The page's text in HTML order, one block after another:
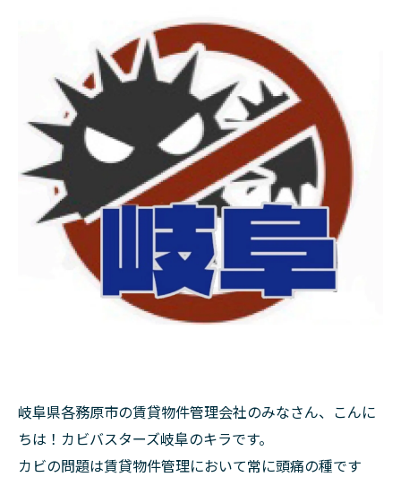
岐阜県各務原市の賃貸物件管理会社のみなさん、こんに
ちは！カビバスターズ岐阜のキラです。
カビの問題は賃貸物件管理において常に頭痛の種です